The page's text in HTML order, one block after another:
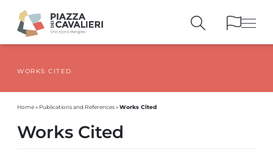
PUBLICATIONSAND REFERENCES
WORKS CITED
Home» Publications and References»Works Cited
Works Cited